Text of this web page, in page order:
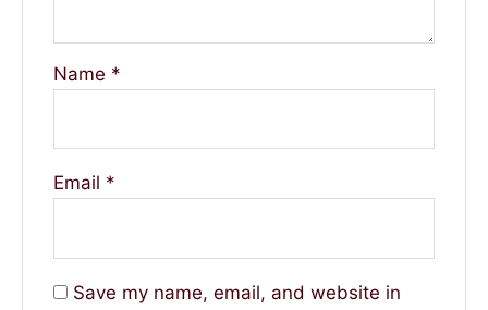
Name *
Email *
Save my name, email, and website in